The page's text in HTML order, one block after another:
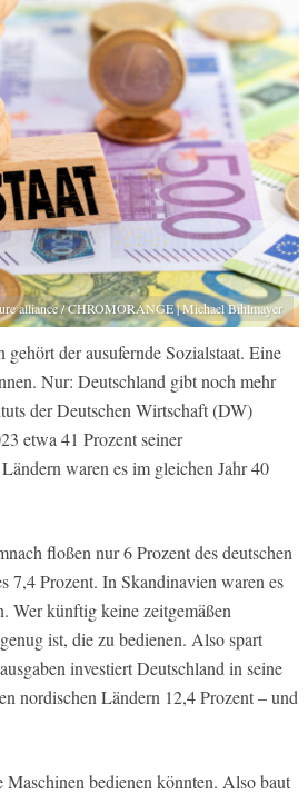
alliance / CHROMORANGE | Michael Bihlmayer
der ausufernde Sozialstaat. Eine
Nur: Deutschland gibt noch mehr
der Deutschen Wirtschaft (DW)
etwa 41 Prozent seiner
waren es im gleichen Jahr 40
floßen nur 6 Prozent des deutschen
7,4 Prozent. In Skandinavien waren es
Wer künftig keine zeitgemäßen
ist, die zu bedienen. Also spart
investiert Deutschland in seine
nordischen Ländern 12,4 Prozent – und
bedienen könnten. Also baut